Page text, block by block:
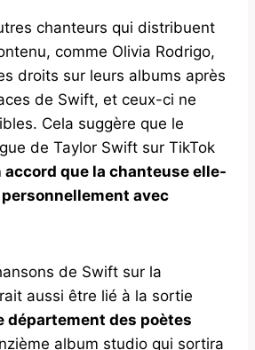
chanteurs qui distribuent
comme Olivia Rodrigo,
droits sur leurs albums après
de Swift, et ceux-ci ne
Cela suggère que le
de Taylor Swift sur TikTok
accord que la chanteuse elle-
avec
de Swift sur la
aussi être lié à la sortie
département des poètes
album studio qui sortira